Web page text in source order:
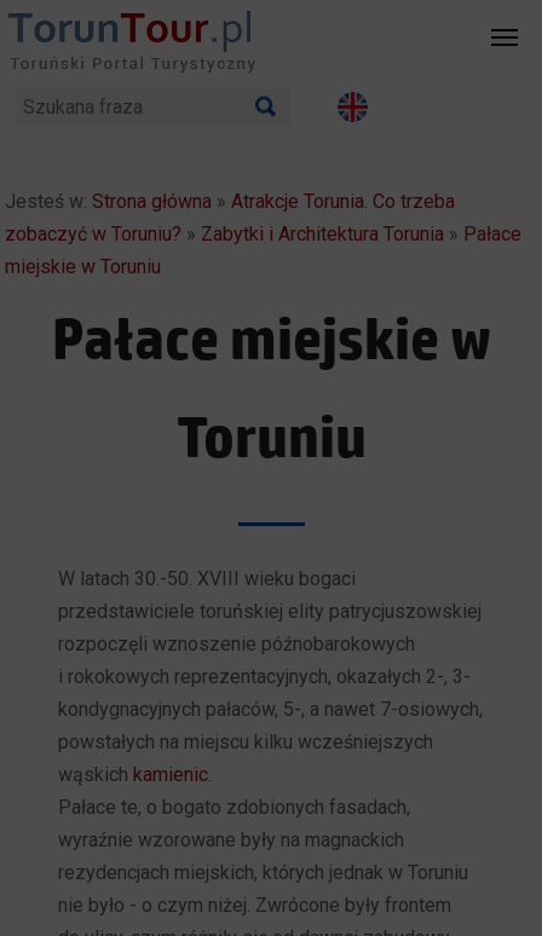
Jesteś w: Strona główna »Atrakcje Torunia. Co trzeba
zobaczyć w Toruniu? » Zabytki i Architektura Torunia » Pałace
miejskie w Toruniu
Pałace miejskie w
Toruniu
W latach 30.-50. XVIII wieku bogaci
przedstawiciele toruńskiej elity patrycjuszowskiej
rozpoczęli wznoszenie późnobarokowych
i rokokowych reprezentacyjnych, okazałych 2-, 3-
kondygnacyjnych pałaców, 5-, a nawet 7-osiowych,
powstałych na miejscu kilku wcześniejszych
wąskich kamienic.
Pałace te, o bogato zdobionych fasadach,
wyraźnie wzorowane były na magnackich
rezydencjach miejskich, których jednak w Toruniu
nie było - o czym niżej. Zwrócone były frontem